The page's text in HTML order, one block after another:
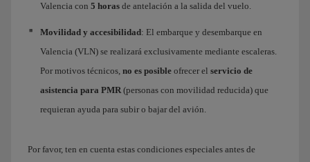
Valencia con 5 horas de antelación a la salida del vuelo.
Movilidad y accesibilidad: El embarque y desembarque en
Valencia (VLN) se realizará exclusivamente mediante escaleras.
Por motivos técnicos, no es posible ofrecer el servicio de
asistencia para PMR(personas con movilidad reducida) que
requieran ayuda para subir o bajar del avión.
Por favor, ten en cuenta estas condiciones especiales antes de